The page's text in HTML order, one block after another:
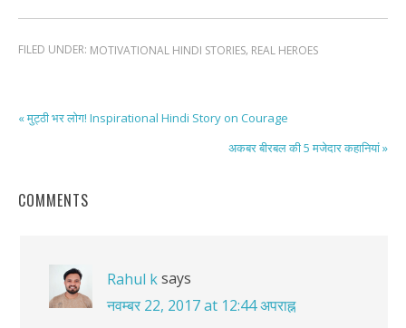
FILED UNDER: MOTIVATIONAL HINDI STORIES, REAL HEROES
« मुट्ठी भर लोग! Inspirational Hindi Story on Courage
अकबर बीरबल की 5 मजेदार कहानियां »
COMMENTS
Rahul ksays
नवम्बर 22, 2017 at 12:44 अपराह्न